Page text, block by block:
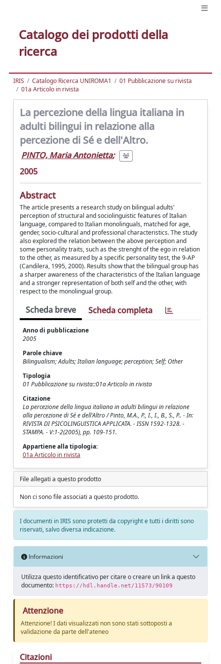
Catalogo dei prodotti della
ricerca
IRIS Catalogo Ricerca UNIROMA1
01 Pubblicazione su rivista
01a Articolo in rivista
La percezione della lingua italiana in
adulti bilingui in relazione alla
percezione di Sé e dell'Altro.
PINTO, Maria Antonietta;
2005
Abstract
The article presents a research study on bilingual adults'
perception of structural and sociolinguistic features of Italian
language, compared to Italian monolinguals, matched for age,
gender, socio-cultural and professional characteristics. The study
also explored the relation between the above perception and
some personality traits, such as the strenght of the ego in relation
to the other, as measured by a specific personality test, the 9-AP
(Candilera, 1995, 2000). Results show that the bilingual group has
a sharper awareness of the characteristics of the Italian language
and a stronger representation of both self and the other, with
respect to the monolingual group.
Scheda breve Scheda completa
Anno di pubblicazione
2005
Parole chiave
Bilingualism; Adults; Italian language; perception; Self; Other
Tipologia
01 Pubblicazione su rivista::01a Articolo in rivista
Citazione
La percezione della lingua italiana in adulti bilingui in relazione
alla percezione di Sé e dell'Altro / Pinto, M.A., P., I., I., B., S., P.. - In:
RIVISTA DI PSICOLINGUISTICA APPLICATA. - ISSN 1592-1328. -
STAMPA. - V:1-2(2005), pp. 109-151.
Appartiene alla tipologia:
01a Articolo in rivista
File allegati a questo prodotto
Non ci sono file associati a questo prodotto.
I documenti in IRIS sono protetti da copyright e tutti i diritti sono
riservati, salvo diversa indicazione.
Informazioni
Utilizza questo identificativo per citare o creare un link a questo
documento: https://hdl.handle.net/11573/90109
Attenzione
Attenzione! I dati visualizzati non sono stati sottoposti a
validazione da parte dell'ateneo
Citazioni